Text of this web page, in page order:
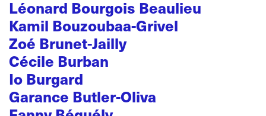
Léonard Bourgois Beaulieu
Kamil Bouzoubaa-Grivel
Zoé Brunet-Jailly
Cécile Burban
Io Burgard
Garance Butler-Oliva